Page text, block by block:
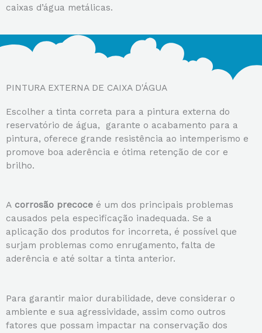
caixas d’água metálicas.
PINTURA EXTERNA DE CAIXA D'ÁGUA
Escolher a tinta correta para a pintura externa do
reservatório de água, garante o acabamento para a
pintura, oferece grande resistência ao intemperismo e
promove boa aderência e ótima retenção de cor e
brilho.
A corrosão precoce é um dos principais problemas
causados pela especificação inadequada. Se a
aplicação dos produtos for incorreta, é possível que
surjam problemas como enrugamento, falta de
aderência e até soltar a tinta anterior.
Para garantir maior durabilidade, deve considerar o
ambiente e sua agressividade, assim como outros
fatores que possam impactar na conservação dos